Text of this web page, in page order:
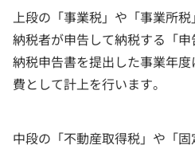
上段の「事業税」や「事業所
納税者が申告して納税する「申
納税申告書を提出した事業年
費として計上を行います。
中段の「不動産取得税」や「